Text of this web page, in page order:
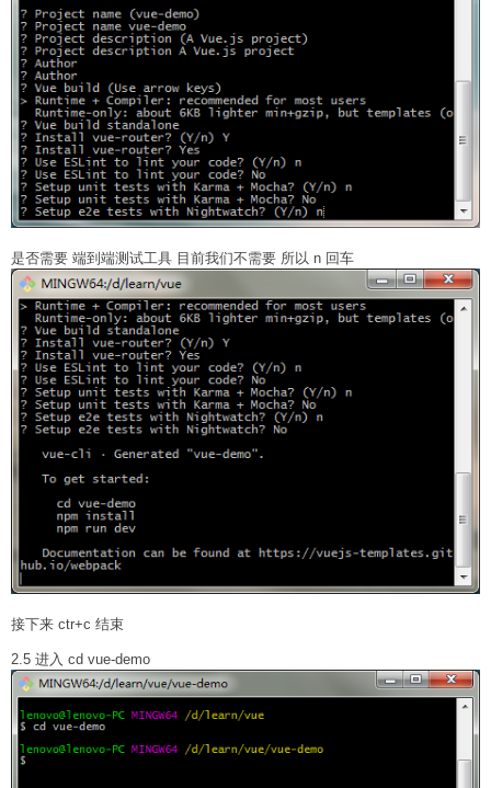
是否需要 端到端测试工具 目前我们不需要 所以 n 回车
接下来 ctr+c 结束
2.5 进入 cd vue-demo